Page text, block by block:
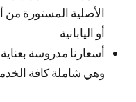
الأصلية المستورة من
أو اليابانية
أسعارنا مدروسة
وهي شاملة كافة